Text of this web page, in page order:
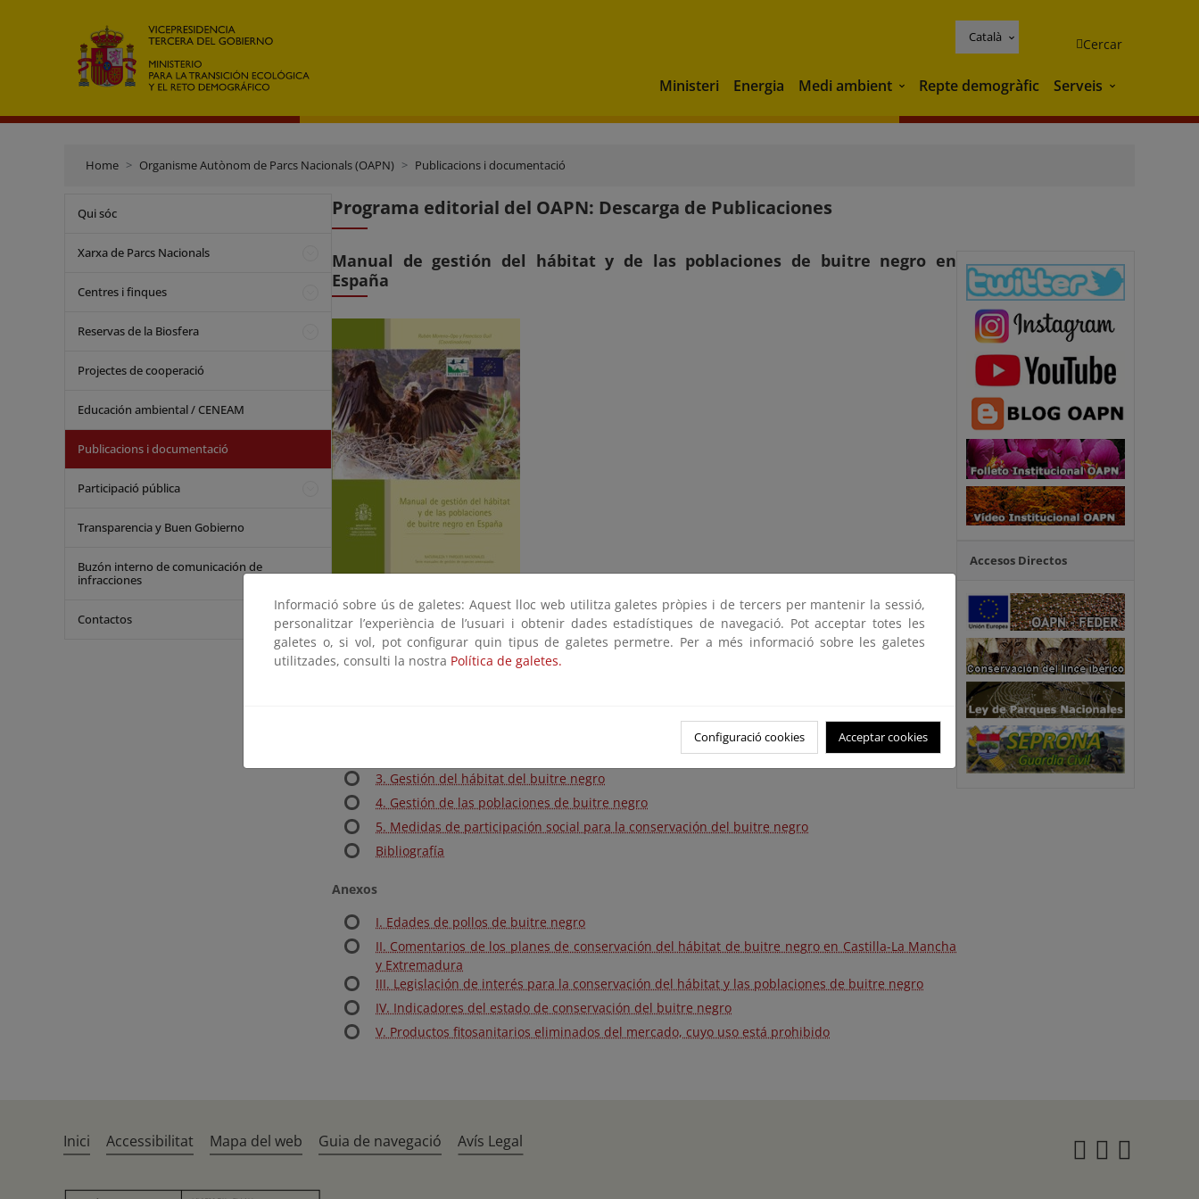
Català Cercar
Ministeri Energia Medi ambient Medi ambient
Repte demogràfic Serveis Serveis
Home Organisme Autònom de Parcs Nacionals (OAPN) Publicacions i documentació
Qui sóc
Xarxa de Parcs Nacionals
Centres i finques
Reservas de la Biosfera
Projectes de cooperació
Educación ambiental / CENEAM
Publicacions i documentació
Participació pública
Transparencia y Buen Gobierno
Buzón interno de comunicación de
infracciones
Contactos
Programa editorial del OAPN: Descarga de Publicaciones
Manual de gestión del hábitat y de las poblaciones de buitre negro en
España
Portada e índice
Agradecimientos
3. Gestión del hábitat del buitre negro
4. Gestión de las poblaciones de buitre negro
5. Medidas de participación social para la conservación del buitre negro
Bibliografía
Anexos
I. Edades de pollos de buitre negro
II. Comentarios de los planes de conservación del hábitat de buitre negro en Castilla-La Mancha
y Extremadura
III. Legislación de interés para la conservación del hábitat y las poblaciones de buitre negro
IV. Indicadores del estado de conservación del buitre negro
V. Productos fitosanitarios eliminados del mercado, cuyo uso está prohibido
Accesos Directos
Informació sobre ús de galetes: Aquest lloc web utilitza galetes pròpies i de tercers per mantenir la sessió,
personalitzar l’experiència de l’usuari i obtenir dades estadístiques de navegació. Pot acceptar totes les
galetes o, si vol, pot configurar quin tipus de galetes permetre. Per a més informació sobre les galetes
utilitzades, consulti la nostra Política de galetes.
Configuració cookies Acceptar cookies
Inici Accessibilitat Mapa del web Guia de navegació Avís Legal Twitter